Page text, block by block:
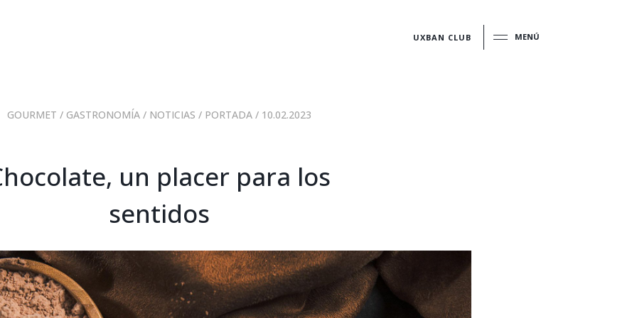
UXBAN CLUB MENÚ
GOURMET / GASTRONOMÍA / NOTICIAS / PORTADA / 10.02.2023
un placer para los
sentidos